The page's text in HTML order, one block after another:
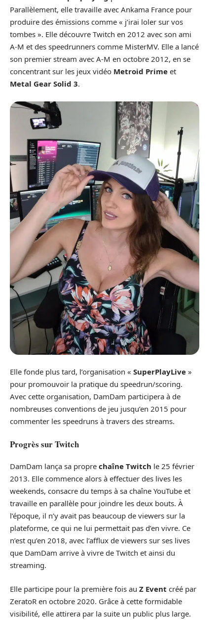
Parallèlement, elle travaille avec Ankama France pour
produire des émissions comme « j’irai loler sur vos
tombes ». Elle découvre Twitch en 2012 avec son ami
A-M et des speedrunners comme MisterMV. Elle a lancé
son premier stream avec A-M en octobre 2012, en se
concentrant sur les jeux vidéo Metroid Prime et
Metal Gear Solid 3.
Elle fonde plus tard, l’organisation « SuperPlayLive »
pour promouvoir la pratique du speedrun/scoring.
Avec cette organisation, DamDam participera à de
nombreuses conventions de jeu jusqu’en 2015 pour
commenter les speedruns à travers des streams.
Progrès sur Twitch
DamDam lança sa propre chaîne Twitch le 25 février
2013. Elle commence alors à effectuer des lives les
weekends, consacre du temps à sa chaîne YouTube et
travaille en parallèle pour joindre les deux bouts. À
l’époque, il n’y avait pas beaucoup de viewers sur la
plateforme, ce qui ne lui permettait pas d’en vivre. Ce
n’est qu’en 2018, avec l’afflux de viewers sur ses lives
que DamDam arrive à vivre de Twitch et ainsi du
streaming.
Elle participe pour la première fois au Z Event créé par
ZeratoR en octobre 2020. Grâce à cette formidable
visibilité, elle attirera par la suite un public plus large.